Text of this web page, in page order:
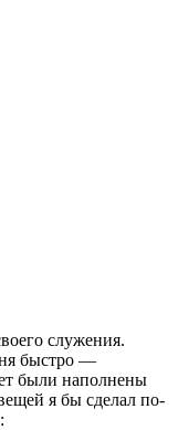
служения.
быстро —
были наполнены
я бы сделал по-